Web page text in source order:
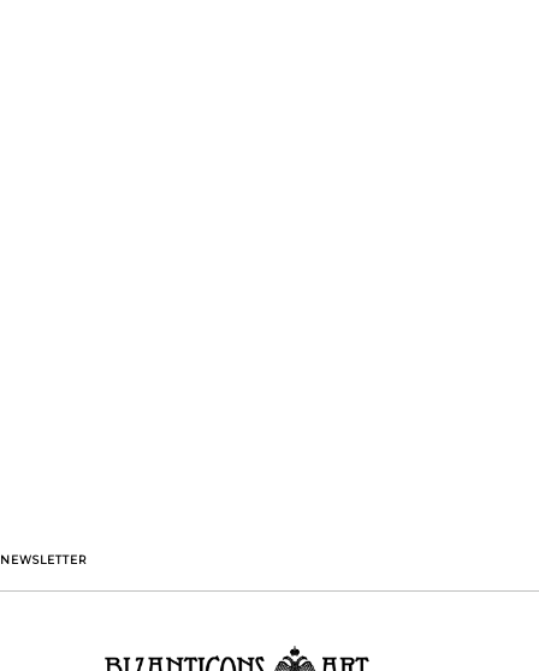
NEWSLETTER